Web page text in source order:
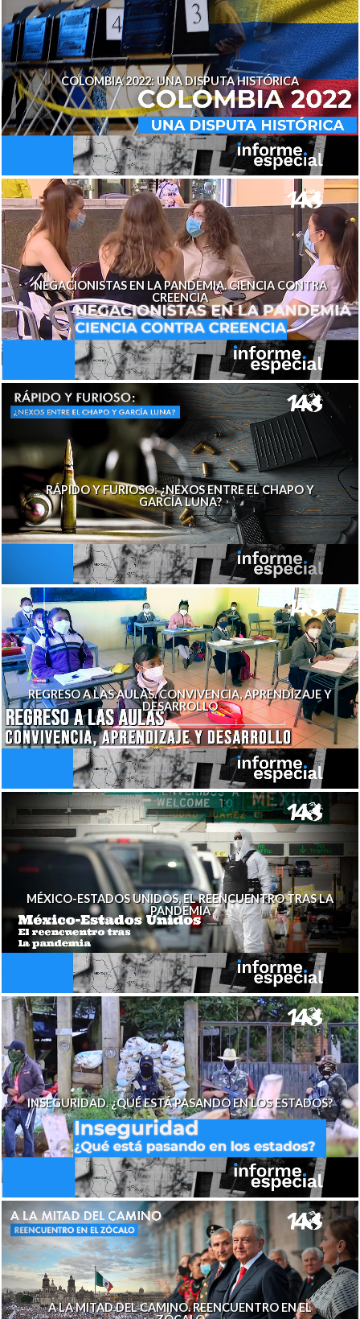
COLOMBIA 2022: UNA DISPUTA HISTÓRICA
NEGACIONISTAS EN LA PANDEMIA. CIENCIA CONTRA
CREENCIA
RÁPIDO Y FURIOSO: ¿NEXOS ENTRE EL CHAPO Y
GARCÍA LUNA?
REGRESO A LAS AULAS. CONVIVENCIA, APRENDIZAJE Y
DESARROLLO
MÉXICO-ESTADOS UNIDOS, EL REENCUENTRO TRAS LA
PANDEMIA
INSEGURIDAD. ¿QUÉ ESTÁ PASANDO EN LOS ESTADOS?
A LA MITAD DEL CAMINO. REENCUENTRO EN EL